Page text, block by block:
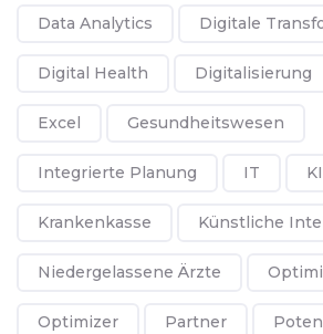
Data Analytics Digitale
Digital Health Digitalisierung
Excel Gesundheitswesen
Integrierte Planung IT KI
Krankenkasse Künstliche
Niedergelassene Ärzte
Optimizer Partner